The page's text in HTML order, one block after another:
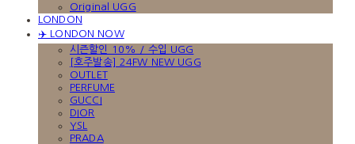
Original UGG
LONDON
✈️ LONDON NOW
시즌할인 10% / 수입 UGG
[호주발송] 24FW NEW UGG
OUTLET
PERFUME
GUCCI
DIOR
YSL
PRADA